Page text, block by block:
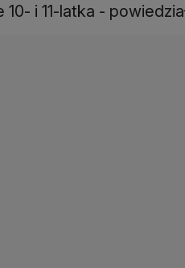
10- i 11-latka -